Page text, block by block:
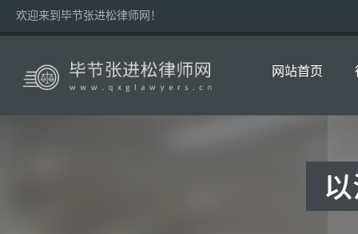
欢迎来到毕节张进松律师网！
网站首页